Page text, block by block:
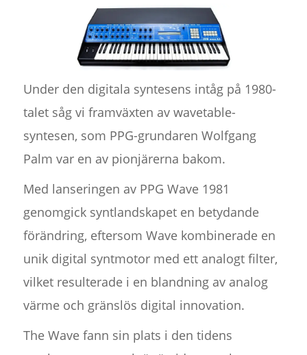
Under den digitala syntesens intåg på 1980-
talet såg vi framväxten av wavetable-
syntesen, som PPG-grundaren Wolfgang
Palm var en av pionjärerna bakom.
Med lanseringen av PPG Wave 1981
genomgick syntlandskapet en betydande
förändring, eftersom Wave kombinerade en
unik digital syntmotor med ett analogt filter,
vilket resulterade i en blandning av analog
värme och gränslös digital innovation.
The Wave fann sin plats i den tidens